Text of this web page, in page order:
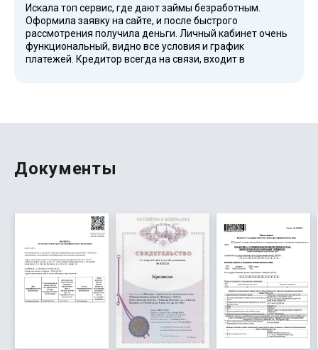
Искала топ сервис, где дают займы безработным.
Оформила заявку на сайте, и после быстрого
рассмотрения получила деньги. Личный кабинет очень
функциональный, видно все условия и график
платежей. Кредитор всегда на связи, входит в
Документы